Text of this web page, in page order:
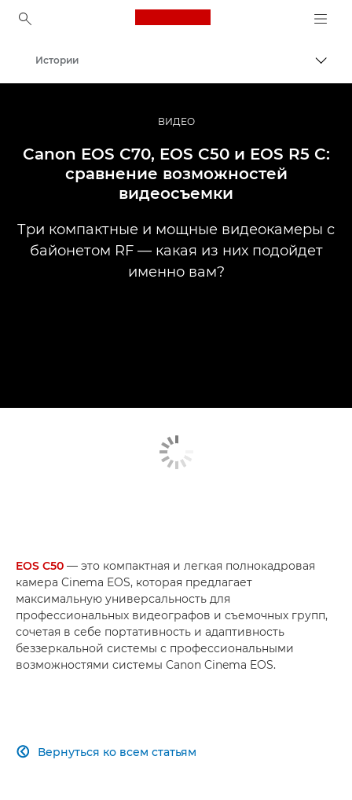
Canon Logo, back to
Профессиональная фото- и видеосъемка
Истории
ВИДЕО
Canon EOS C70, EOS C50 и EOS R5 C:
сравнение возможностей
видеосъемки
Три компактные и мощные видеокамеры с
байонетом RF — какая из них подойдет
именно вам?
EOS C50 — это компактная и легкая полнокадровая
камера Cinema EOS, которая предлагает
максимальную универсальность для
профессиональных видеографов и съемочных групп,
сочетая в себе портативность и адаптивность
беззеркальной системы с профессиональными
возможностями системы Canon Cinema EOS.
Вернуться ко всем статьям
